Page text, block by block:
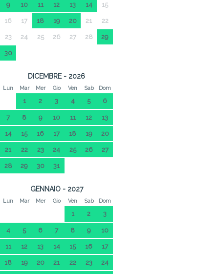
9 10 11 12 13 14 15
16 17 18 19 20 21 22
23 24 25 26 27 28 29
30
DICEMBRE - 2026
Lun Mar Mer Gio Ven Sab Dom
1 2 3 4 5 6
7 8 9 10 11 12 13
14 15 16 17 18 19 20
21 22 23 24 25 26 27
28 29 30 31
GENNAIO - 2027
Lun Mar Mer Gio Ven Sab Dom
1 2 3
4 5 6 7 8 9 10
11 12 13 14 15 16 17
18 19 20 21 22 23 24